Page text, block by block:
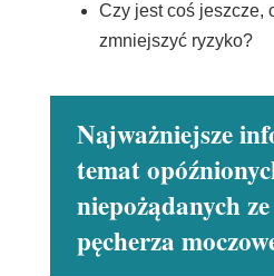
Czy jest coś jeszcze,
zmniejszyć ryzyko?
Najważniejsze
temat
niepożądanych
pęcherza